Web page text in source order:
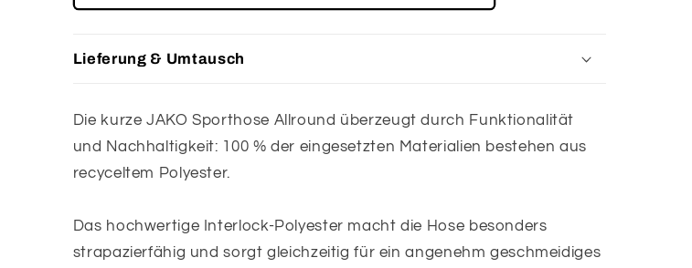
JAKO
JAKO
Lieferung & Umtausch
Die kurze JAKO Sporthose Allround überzeugt durch Funktionalität
und Nachhaltigkeit: 100 % der eingesetzten Materialien bestehen aus
recyceltem Polyester.
Das hochwertige Interlock-Polyester macht die Hose besonders
strapazierfähig und sorgt gleichzeitig für ein angenehm geschmeidiges